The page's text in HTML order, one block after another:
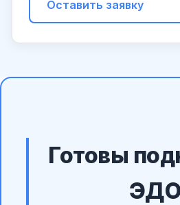
Оставить заявку
Готовы